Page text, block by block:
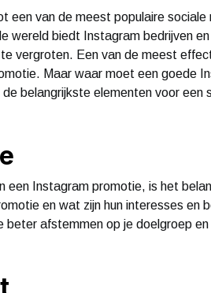
een van de meest populaire
wereld biedt Instagram bedrijven
vergroten. Een van de meest
Maar waar moet een goede
belangrijkste elementen voor een
een Instagram promotie, is het
en wat zijn hun interesses en
beter afstemmen op je doelgroep